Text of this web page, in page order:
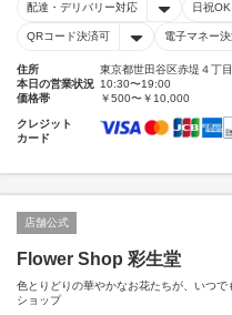
配達・デリバリー対応 日祝OK
QRコード決済可 電子マネー
住所
東京都世田谷区赤堤４丁
本日の営業状況 10:30〜19:00
価格帯
￥500〜￥10,000
クレジット
カード
店舗公式
Flower Shop 彩生堂
色とりどりの華やかなお花たちが、いつ
ショップ